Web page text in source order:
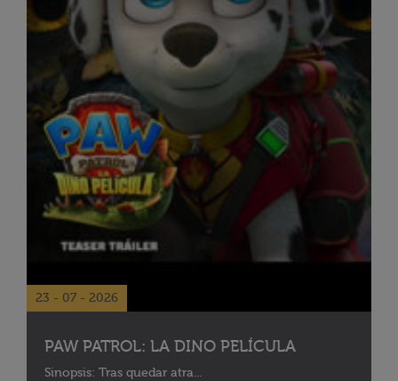
23 - 07 - 2026
PAW PATROL: LA DINO PELÍCULA
Sinopsis: Tras quedar atra...